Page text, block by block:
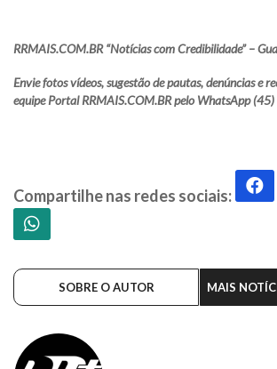
RRMAIS.COM.BR “Notícias com Credibilidade” –
Envie fotos vídeos, sugestão de pautas, denúncias e
equipe Portal RRMAIS.COM.BR pelo WhatsApp
Compartilhe nas redes sociais:
SOBRE O AUTOR MAIS